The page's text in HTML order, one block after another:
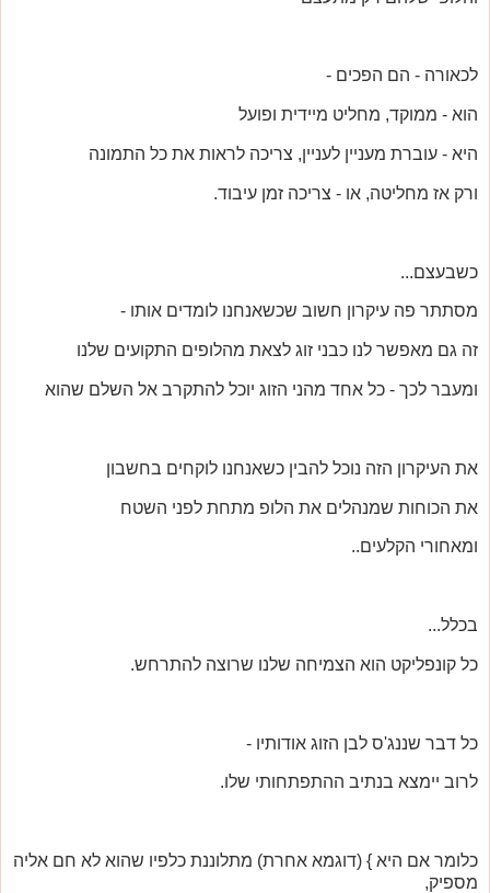
לכאורה - הם הפכים -
הוא - ממוקד, מחליט מיידית ופועל
היא - עוברת מעניין לעניין, צריכה לראות את כל התמונה
ורק אז מחליטה, או - צריכה זמן עיבוד.
כשבעצם...
מסתתר פה עיקרון חשוב שכשאנחנו לומדים אותו -
זה גם מאפשר לנו כבני זוג לצאת מהלופים התקועים שלנו
ומעבר לכך - כל אחד מהני הזוג יוכל להתקרב אל השלם שהוא
את העיקרון הזה נוכל להבין כשאנחנו לוקחים בחשבון
את הכוחות שמנהלים את הלופ מתחת לפני השטח
ומאחורי הקלעים..
בכלל...
כל קונפליקט הוא הצמיחה שלנו שרוצה להתרחש.
כל דבר שננג'ס לבן הזוג אודותיו -
לרוב יימצא בנתיב ההתפתחותי שלו.
כלומר אם היא } (דוגמא אחרת) מתלוננת כלפיו שהוא לא חם אליה
מספיק,